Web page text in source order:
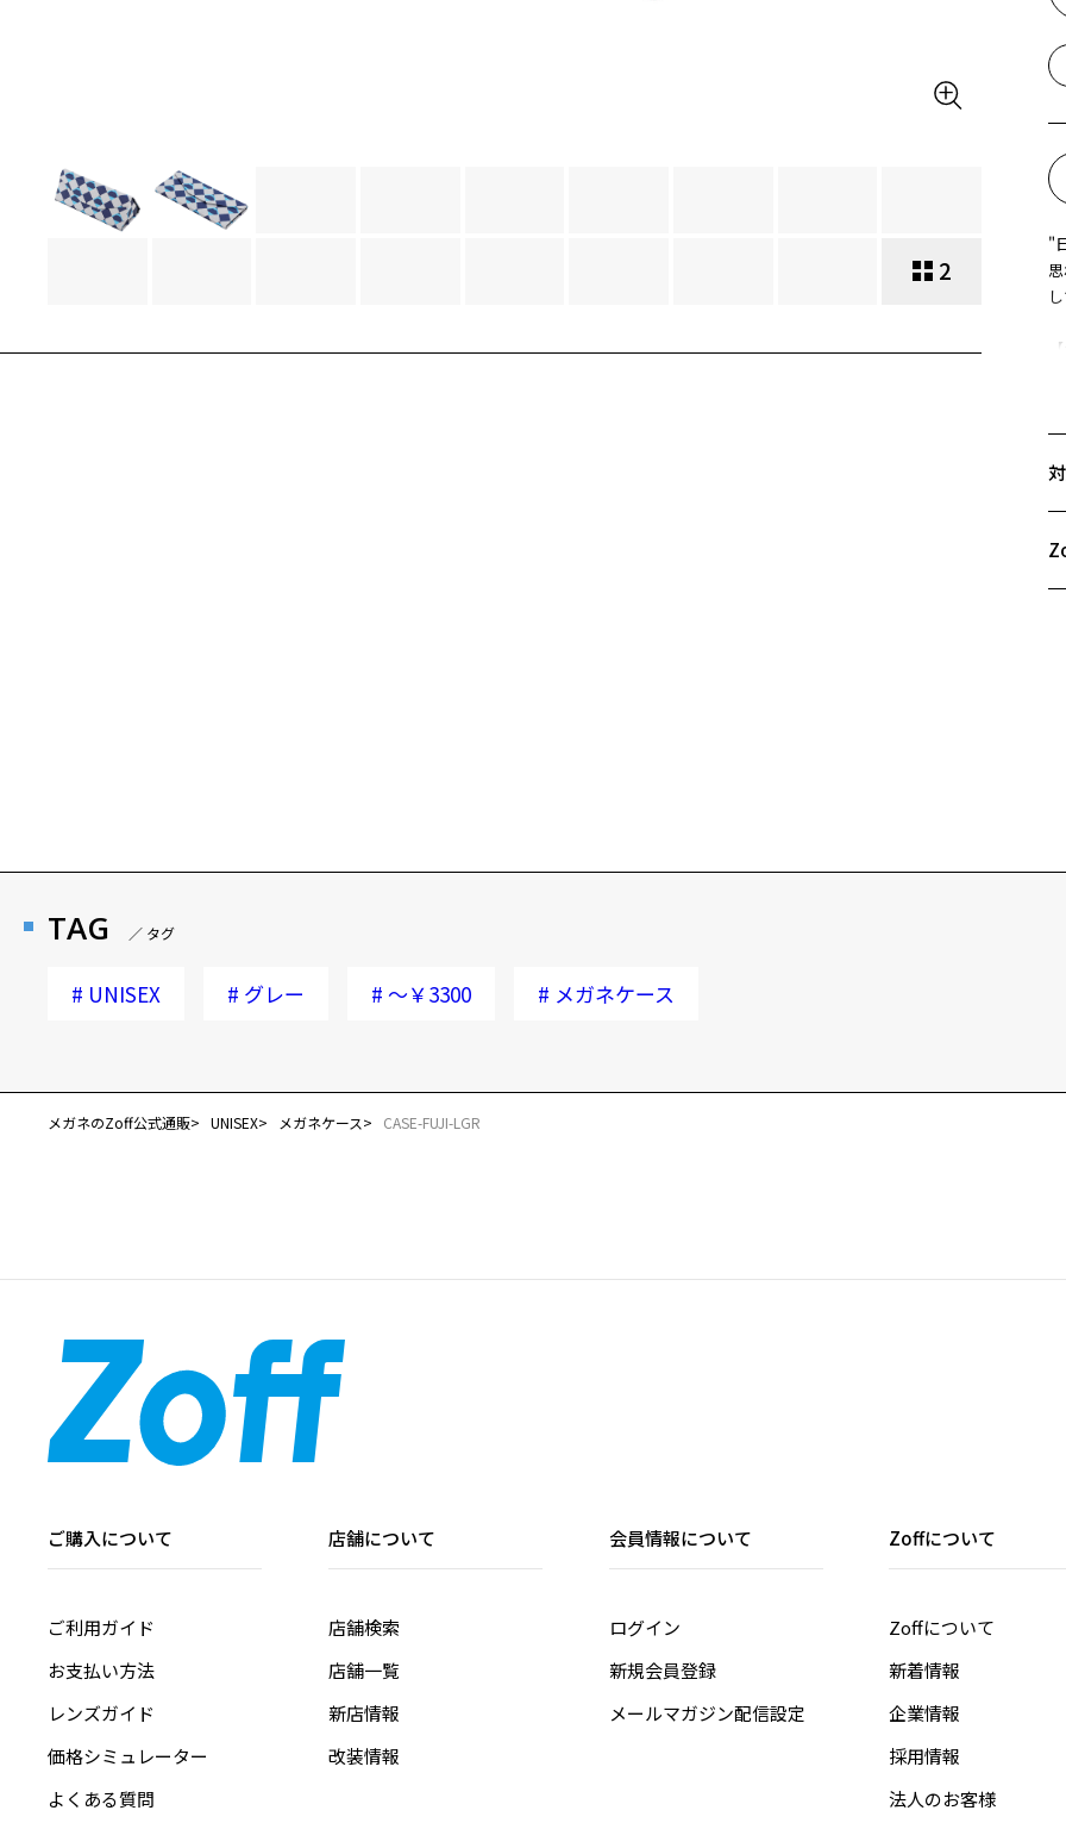
2
"
※
TAG ／ タグ
# UNISEX # グレー # ～￥3300 # メガネケース
メガネのZoff公式通販 UNISEX メガネケース CASE-FUJI-LGR
ご購入について
ご利用ガイド
お支払い方法
レンズガイド
価格シミュレーター
よくある質問
店舗について
店舗検索
店舗一覧
新店情報
改装情報
会員情報について
ログイン
新規会員登録
メールマガジン配信設定
Zoffについて
Zoffについて
新着情報
企業情報
採用情報
法人のお客様